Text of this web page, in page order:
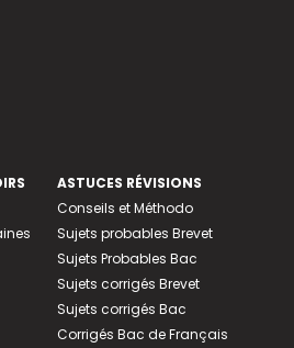
ASTUCES RÉVISIONS
Conseils et Méthodo
Sujets probables Brevet
Sujets Probables Bac
Sujets corrigés Brevet
Sujets corrigés Bac
Corrigés Bac de Français